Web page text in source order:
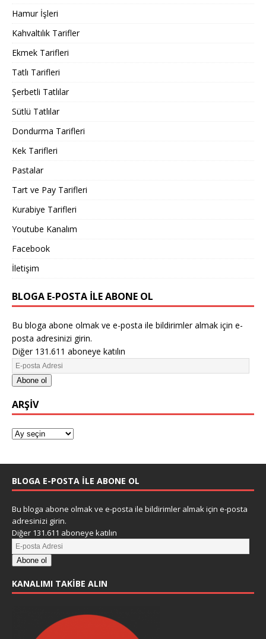
Hamur İşleri
Kahvaltılık Tarifler
Ekmek Tarifleri
Tatlı Tarifleri
Şerbetli Tatlılar
Sütlü Tatlılar
Dondurma Tarifleri
Kek Tarifleri
Pastalar
Tart ve Pay Tarifleri
Kurabiye Tarifleri
Youtube Kanalım
Facebook
İletişim
BLOGA E-POSTA ILE ABONE OL
Bu bloga abone olmak ve e-posta ile bildirimler almak için e-
posta adresinizi girin.
Diğer 131.611 aboneye katılın
Abone ol
ARŞIV
BLOGA E-POSTA ILE ABONE OL
Bu bloga abone olmak ve e-posta ile bildirimler almak için e-posta
adresinizi girin.
Diğer 131.611 aboneye katılın
Abone ol
KANALIMI TAKIBE ALIN